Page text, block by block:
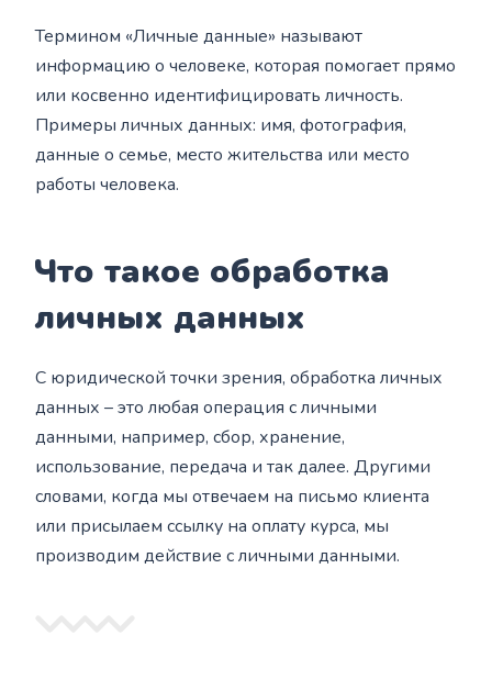
Термином «Личные данные» называют
информацию о человеке, которая помогает прямо
или косвенно идентифицировать личность.
Примеры личных данных: имя, фотография,
данные о семье, место жительства или место
работы человека.
Что такое обработка
личных данных
С юридической точки зрения, обработка личных
данных – это любая операция с личными
данными, например, сбор, хранение,
использование, передача и так далее. Другими
словами, когда мы отвечаем на письмо клиента
или присылаем ссылку на оплату курса, мы
производим действие с личными данными.